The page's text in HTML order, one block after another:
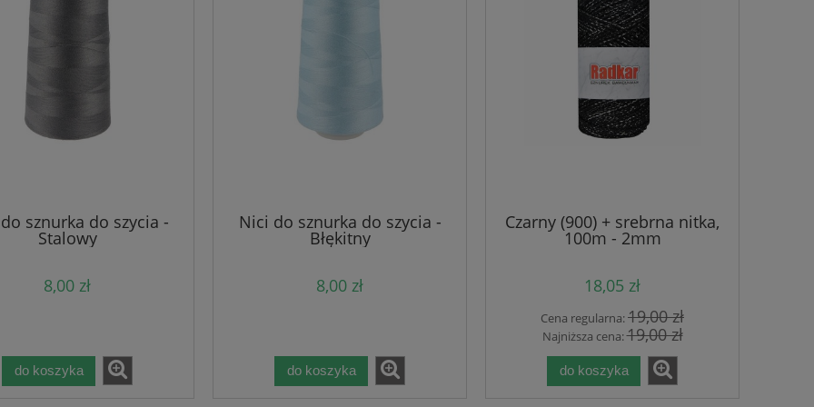
sznurka do szycia -
Stalowy
8,00 zł
do koszyka
Nici do sznurka do szycia -
Błękitny
8,00 zł
do koszyka
Czarny (900) + srebrna nitka,
100m - 2mm
18,05 zł
Cena regularna:19,00 zł
Najniższa cena:19,00 zł
do koszyka